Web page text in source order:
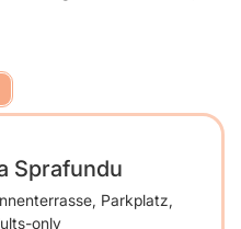
Sprafundu
Parkplatz,
only